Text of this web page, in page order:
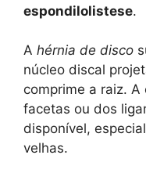
espondilolistese.
A hérnia de disco
núcleo discal
comprime a raiz.
facetas ou dos
disponível,
velhas.